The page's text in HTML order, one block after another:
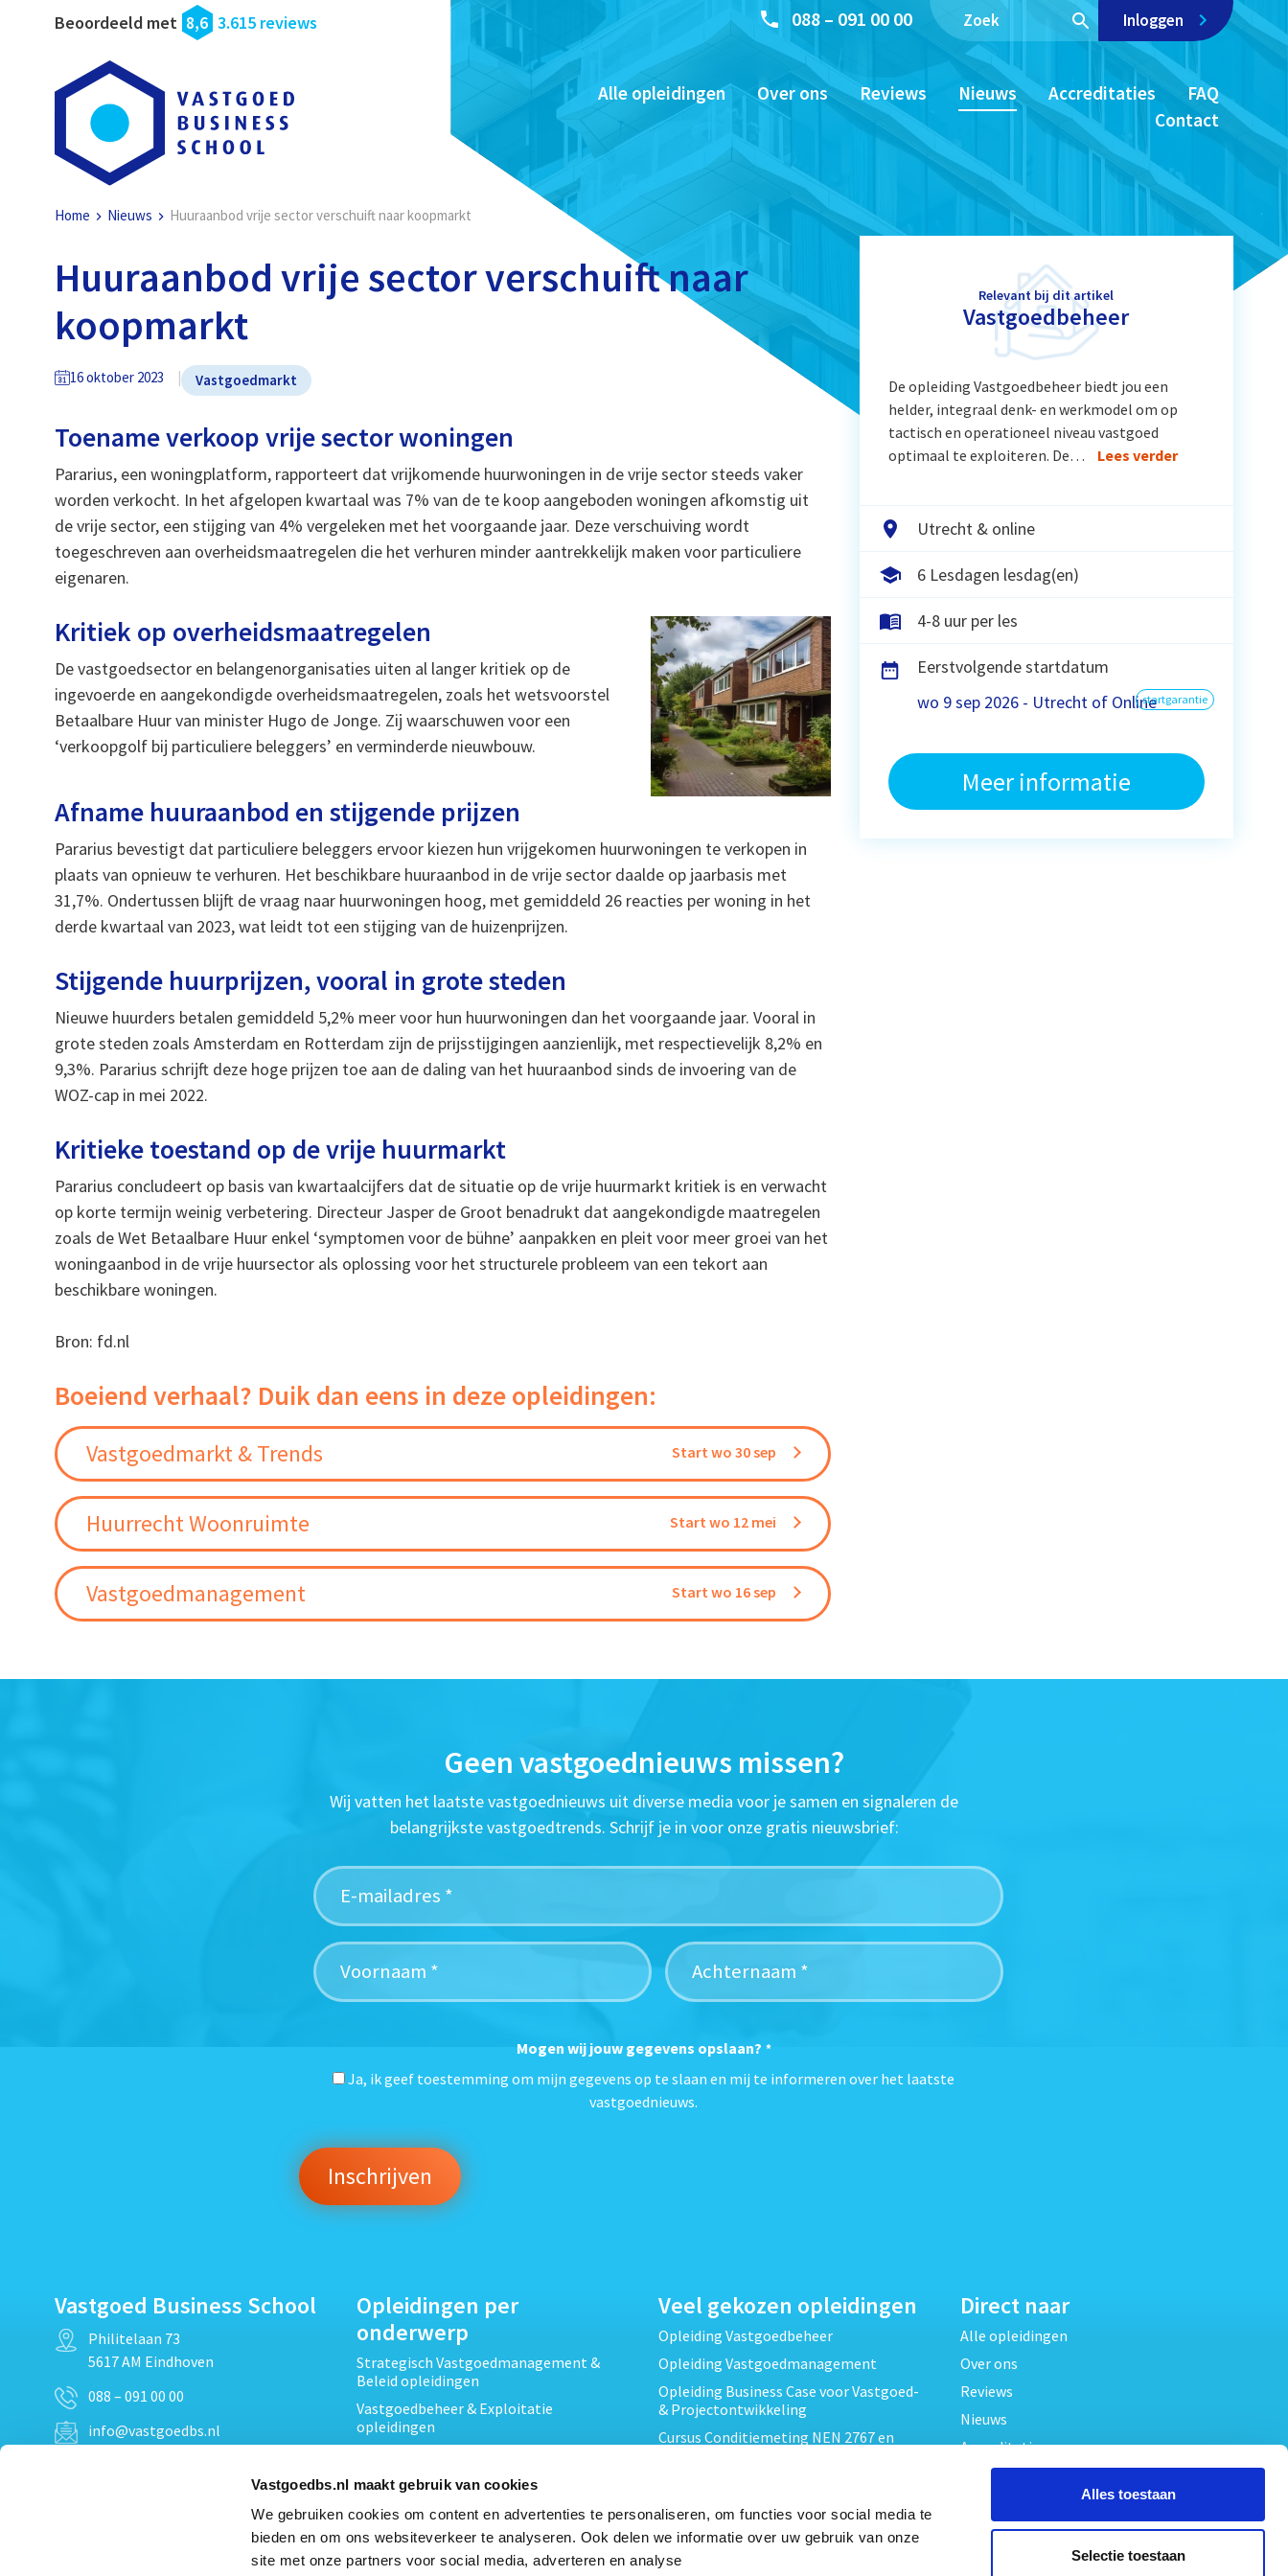
Vastgoedbs.nl maakt gebruik van cookies
We gebruiken cookies om content en advertenties te personaliseren, om functies voor social media te
bieden en om ons websiteverkeer te analyseren. Ook delen we informatie over uw gebruik van onze
site met onze partners voor social media, adverteren en analyse
Alles toestaan
Selectie toestaan
Beoordeeld met 8,6 3.615 reviews 088 – 091 00 00 Inloggen
Alle opleidingen Over ons Reviews Nieuws Accreditaties
FAQ
Contact
Home Nieuws Huuraanbod vrije sector verschuift naar koopmarkt
Huuraanbod vrije sector verschuift naar
koopmarkt
16 oktober 2023 Vastgoedmarkt
Toename verkoop vrije sector woningen
Pararius, een woningplatform, rapporteert dat vrijkomende huurwoningen in de vrije sector steeds vaker
worden verkocht. In het afgelopen kwartaal was 7% van de te koop aangeboden woningen afkomstig uit
de vrije sector, een stijging van 4% vergeleken met het voorgaande jaar. Deze verschuiving wordt
toegeschreven aan overheidsmaatregelen die het verhuren minder aantrekkelijk maken voor particuliere
eigenaren.
Kritiek op overheidsmaatregelen
De vastgoedsector en belangenorganisaties uiten al langer kritiek op de
ingevoerde en aangekondigde overheidsmaatregelen, zoals het wetsvoorstel
Betaalbare Huur van minister Hugo de Jonge. Zij waarschuwen voor een
‘verkoopgolf bij particuliere beleggers’ en verminderde nieuwbouw.
Afname huuraanbod en stijgende prijzen
Pararius bevestigt dat particuliere beleggers ervoor kiezen hun vrijgekomen huurwoningen te verkopen in
plaats van opnieuw te verhuren. Het beschikbare huuraanbod in de vrije sector daalde op jaarbasis met
31,7%. Ondertussen blijft de vraag naar huurwoningen hoog, met gemiddeld 26 reacties per woning in het
derde kwartaal van 2023, wat leidt tot een stijging van de huizenprijzen.
Stijgende huurprijzen, vooral in grote steden
Nieuwe huurders betalen gemiddeld 5,2% meer voor hun huurwoningen dan het voorgaande jaar. Vooral in
grote steden zoals Amsterdam en Rotterdam zijn de prijsstijgingen aanzienlijk, met respectievelijk 8,2% en
9,3%. Pararius schrijft deze hoge prijzen toe aan de daling van het huuraanbod sinds de invoering van de
WOZ-cap in mei 2022.
Kritieke toestand op de vrije huurmarkt
Pararius concludeert op basis van kwartaalcijfers dat de situatie op de vrije huurmarkt kritiek is en verwacht
op korte termijn weinig verbetering. Directeur Jasper de Groot benadrukt dat aangekondigde maatregelen
zoals de Wet Betaalbare Huur enkel ‘symptomen voor de bühne’ aanpakken en pleit voor meer groei van het
woningaanbod in de vrije huursector als oplossing voor het structurele probleem van een tekort aan
beschikbare woningen.
Bron: fd.nl
Boeiend verhaal? Duik dan eens in deze opleidingen:
Vastgoedmarkt & Trends Start wo 30 sep
Huurrecht Woonruimte Start wo 12 mei
Vastgoedmanagement Start wo 16 sep
Relevant bij dit artikel
Vastgoedbeheer
De opleiding Vastgoedbeheer biedt jou een
helder, integraal denk- en werkmodel om op
tactisch en operationeel niveau vastgoed
optimaal te exploiteren. De…
Lees verder
Utrecht & online
6 Lesdagen lesdag(en)
4-8 uur per les
Eerstvolgende startdatum
wo 9 sep 2026 - Utrecht of Onlinestartgarantie
Meer informatie
Geen vastgoednieuws missen?
Wij vatten het laatste vastgoednieuws uit diverse media voor je samen en signaleren de
belangrijkste vastgoedtrends. Schrijf je in voor onze gratis nieuwsbrief:
Mogen wij jouw gegevens opslaan? *
Ja, ik geef toestemming om mijn gegevens op te slaan en mij te informeren over het laatste
vastgoednieuws.
Vastgoed Business School
Philitelaan 73
5617 AM Eindhoven
088 – 091 00 00
info@vastgoedbs.nl
Opleidingen per
onderwerp
Strategisch Vastgoedmanagement &
Beleid opleidingen
Vastgoedbeheer & Exploitatie
opleidingen
Projectontwikkeling &
Techniek, Onderhoud & Inspectie
Opleidingen
Veel gekozen opleidingen
Opleiding Vastgoedbeheer
Opleiding Vastgoedmanagement
Opleiding Business Case voor Vastgoed-
& Projectontwikkeling
Cursus Conditiemeting NEN 2767 en
Cursus EP-W Basis Woningen
Opleiding Professioneel VvE-beheer
Opleiding Projectleider Vastgoed
Direct naar
Alle opleidingen
Over ons
Reviews
Nieuws
Accreditaties
Algemene voorwaarden
Privacy verklaring